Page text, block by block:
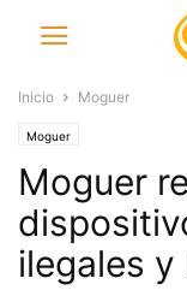
Inicio Moguer
Moguer
Moguer
ilegales y